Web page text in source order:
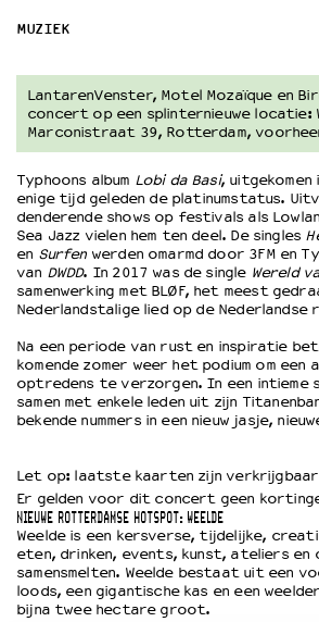
Werken bij
Wie is wie
Historie
Partners
Huisregels
Privacyverklaring
Integriteits- en gedragscode
Duurzaamheid
Culturele boycot Israël
Ruimte voor artistieke vrijheid – VNPF
MUZIEK
LantarenVenster, Motel Mozaïque en
concert op een splinternieuwe locatie:
Marconistraat 39, Rotterdam,
Typhoons album Lobi da Basi, uitgekomen
enige tijd geleden de platinumstatus.
denderende shows op festivals als
Sea Jazz vielen hem ten deel. De singles
en Surfenwerden omarmd door 3FM en
van DWDD. In 2017 was de single Wereld
samenwerking met BLØF, het meest
Nederlandstalige lied op de Nederlandse
Na een periode van rust en inspiratie
komende zomer weer het podium om
optredens te verzorgen. In een intieme
samen met enkele leden uit zijn
bekende nummers in een nieuw jasje,
Let op: laatste kaarten zijn
Er gelden voor dit concert geen
NIEUWE ROTTERDAMSE HOTSPOT: WEELDE
Weelde is een kersverse, tijdelijke,
eten, drinken, events, kunst, ateliers en
samensmelten. Weelde bestaat uit een
loods, een gigantische kas en een
bijna twee hectare groot.